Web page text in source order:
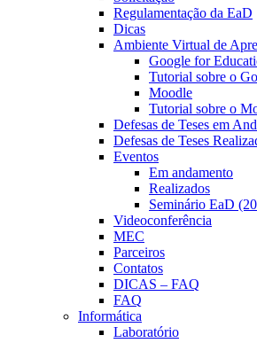
Regulamentação da EaD
Dicas
Ambiente Virtual de
Google for
Tutorial sobre o
Moodle
Tutorial sobre o
Defesas de Teses em
Defesas de Teses
Eventos
Em andamento
Realizados
Seminário EaD
Videoconferência
MEC
Parceiros
Contatos
DICAS – FAQ
FAQ
Informática
Laboratório